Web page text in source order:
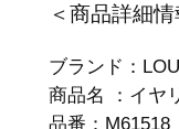
＜商品詳細情
ブランド：
商品名 ：イヤ
品番：M61518